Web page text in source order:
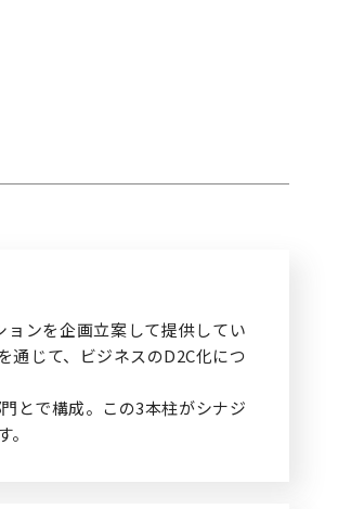
ンを企画立案して提供してい
通じて、ビジネスのD2C化につ
とで構成。この3本柱がシナジ